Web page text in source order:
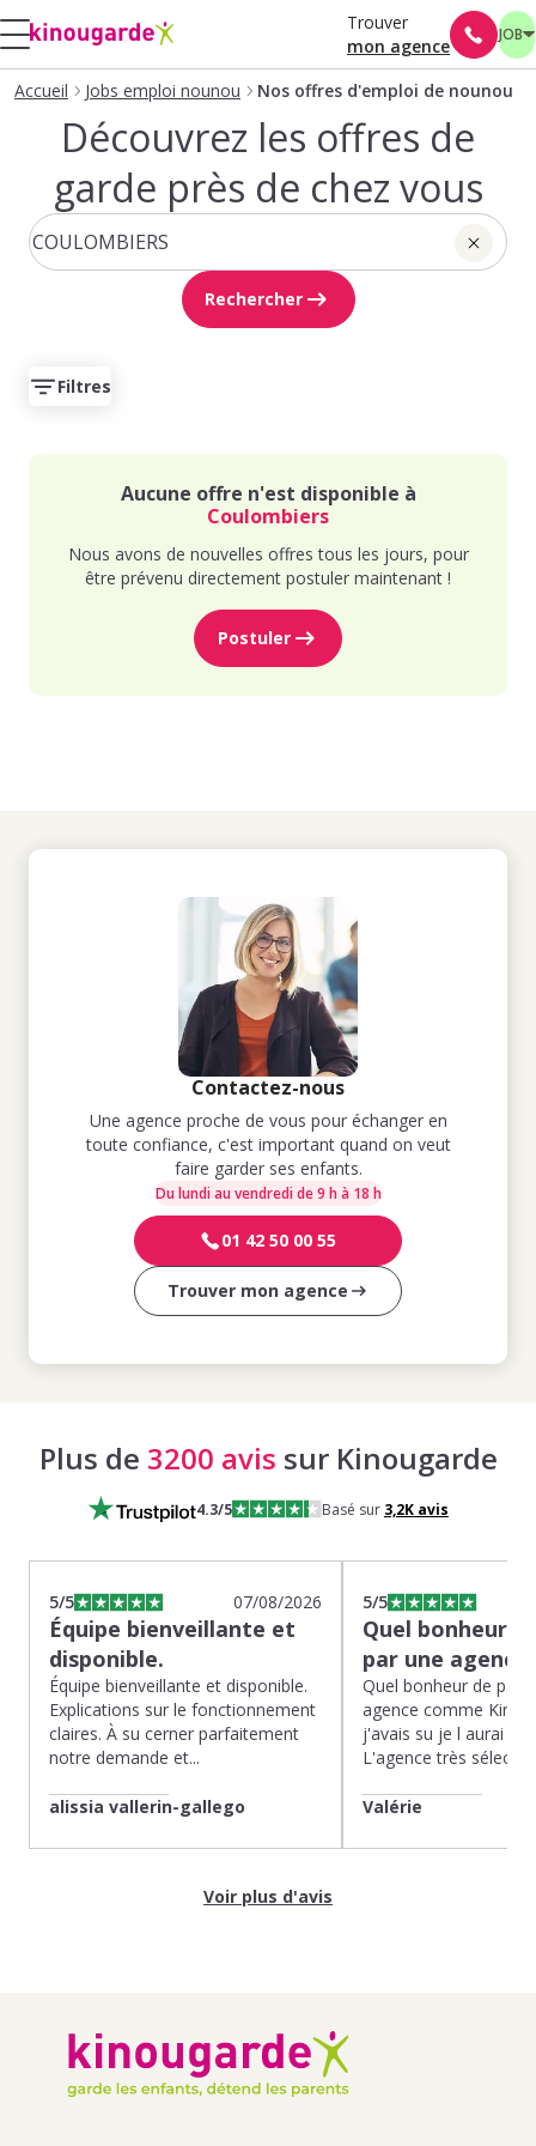
Trouver
mon agence
JOB
Accueil Jobs emploi nounou Nos offres d'emploi de nounou
Découvrez les offres de
garde près de chez vous
Rechercher
Filtres
Aucune offre n'est disponible à
Coulombiers
Nous avons de nouvelles offres tous les jours, pour
être prévenu directement postuler maintenant !
Postuler
Contactez-nous
Une agence proche de vous pour échanger en
toute confiance, c'est important quand on veut
faire garder ses enfants.
Du lundi au vendredi de 9 h à 18 h
01 42 50 00 55
Trouver mon agence
Plus de 3200 avis sur Kinougarde
4.3/5 Basé sur 3,2Kavis
5/5 07/08/2026
Équipe bienveillante et
disponible.
Équipe bienveillante et disponible.
Explications sur le fonctionnement
claires. À su cerner parfaitement
notre demande et...
alissia vallerin-gallego
5/5
Quel bonheur
par une
Quel bonheur de
agence comme
j'avais su je l aurai
L'agence très
Valérie
Voir plus d'avis